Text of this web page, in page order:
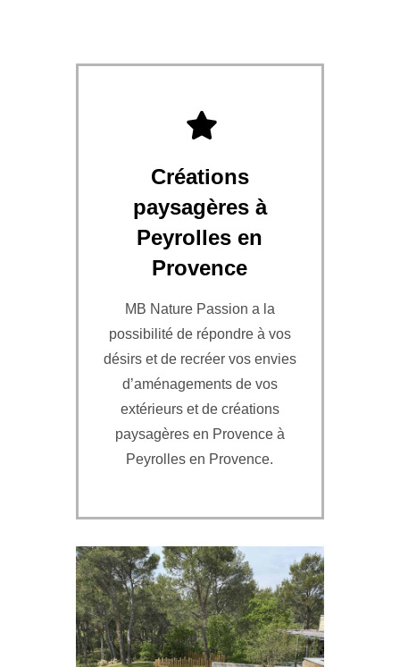
Créations
paysagères à
Peyrolles en
Provence
MB Nature Passion a la
possibilité de répondre à vos
désirs et de recréer vos envies
d’aménagements de vos
extérieurs et de créations
paysagères en Provence à
Peyrolles en Provence.